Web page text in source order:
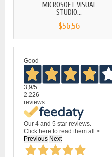
MICROSOFT VISUAL
STUDIO...
$56,56
Good
3,9/5
2.226
reviews
Our 4 and 5 star reviews.
Click here to read them all >
Previous Next